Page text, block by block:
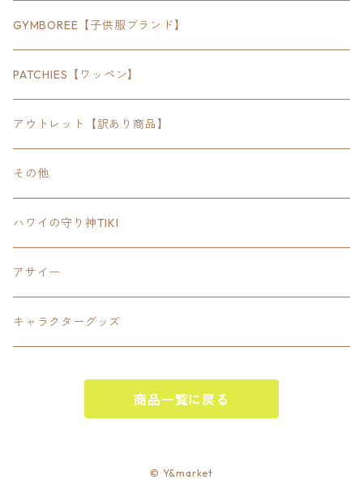
30inch×24inch
18inchオクタゴン八角形
24inchオクタゴン八角形
18inch×18inchスクエア正方形
California State Routeカリフォルニア州
Interstate 州間道路型
U.S. Route国道（アメリカ）
セキュリティ
アウトドア
スポーツ
ピクトグラム
ブランド
ミリタリー
ゲーム
ジャパンスタイル
Bradley
SEWTS
FOODIE
KIDS
POMONA
GYMBOREE【子供服ブランド】
PATCHIES【ワッペン】
アウトレット【訳あり商品】
その他
ハワイの守り神TIKI
アサイー
キャラクターグッズ
商品一覧に戻る
© Y&market